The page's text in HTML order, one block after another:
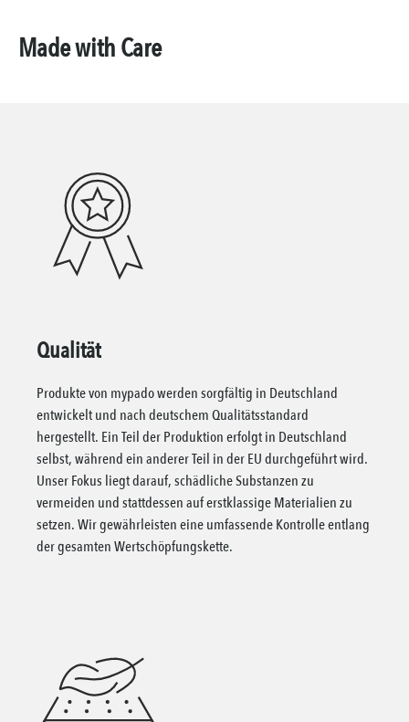
Made with Care
Qualität
Produkte von mypado werden sorgfältig in Deutschland
entwickelt und nach deutschem Qualitätsstandard
hergestellt. Ein Teil der Produktion erfolgt in Deutschland
selbst, während ein anderer Teil in der EU durchgeführt wird.
Unser Fokus liegt darauf, schädliche Substanzen zu
vermeiden und stattdessen auf erstklassige Materialien zu
setzen. Wir gewährleisten eine umfassende Kontrolle entlang
der gesamten Wertschöpfungskette.